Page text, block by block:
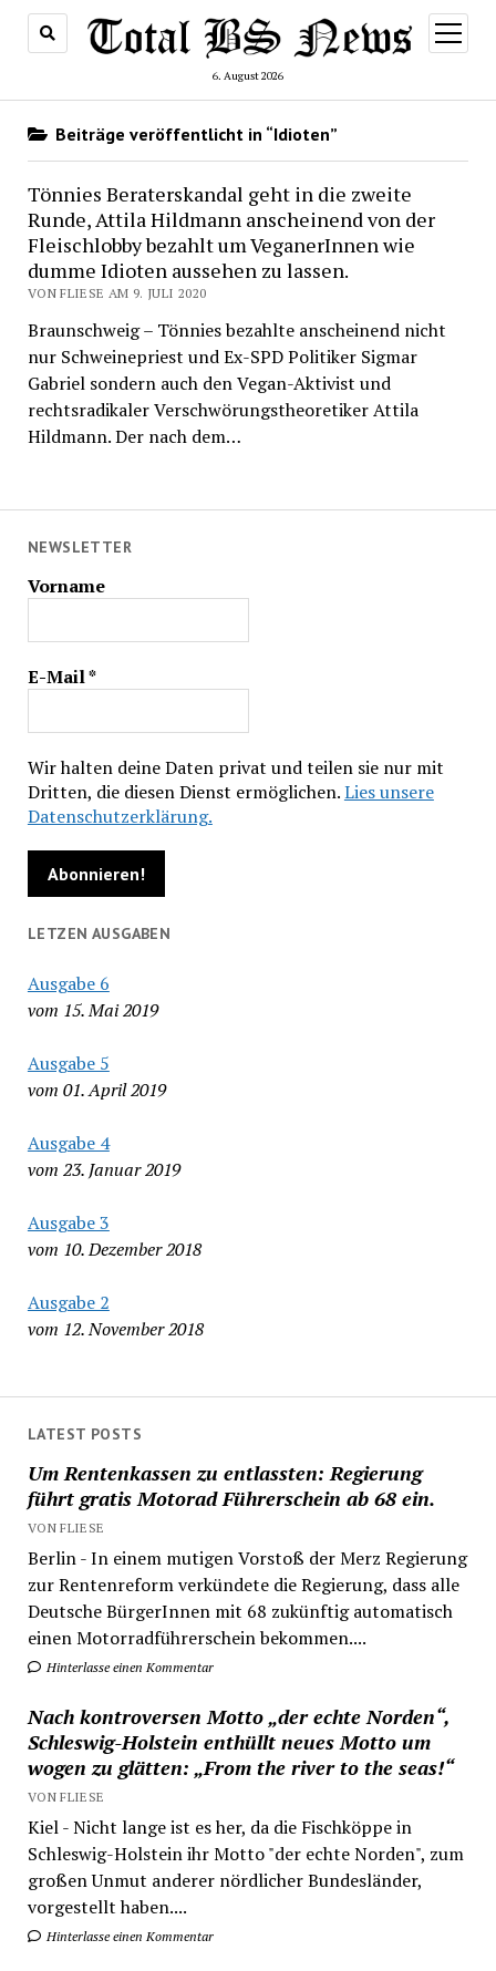
6. August 2026
Menü
öffnen
NEWSLETTER
Vorname
E-Mail*
Wir halten deine Daten privat und teilen sie nur mit
Dritten, die diesen Dienst ermöglichen.Lies unsere
Datenschutzerklärung.
LETZEN AUSGABEN
Ausgabe 6
vom 15. Mai 2019
Ausgabe 5
vom 01. April 2019
Ausgabe 4
vom 23. Januar 2019
Ausgabe 3
vom 10. Dezember 2018
Ausgabe 2
vom 12. November 2018
Beiträge veröffentlicht in “Idioten”
Tönnies Beraterskandal geht in die zweite
Runde, Attila Hildmann anscheinend von der
Fleischlobby bezahlt um VeganerInnen wie
dumme Idioten aussehen zu lassen.
VON FLIESE AM 9. JULI 2020
Braunschweig – Tönnies bezahlte anscheinend nicht
nur Schweinepriest und Ex-SPD Politiker Sigmar
Gabriel sondern auch den Vegan-Aktivist und
rechtsradikaler Verschwörungstheoretiker Attila
Hildmann. Der nach dem…
LATEST POSTS
Um Rentenkassen zu entlassten: Regierung
führt gratis Motorad Führerschein ab 68 ein.
VON FLIESE
Berlin - In einem mutigen Vorstoß der Merz Regierung
zur Rentenreform verkündete die Regierung, dass alle
Deutsche BürgerInnen mit 68 zukünftig automatisch
einen Motorradführerschein bekommen....
Hinterlasse einen Kommentar
Nach kontroversen Motto „der echte Norden“,
Schleswig-Holstein enthüllt neues Motto um
wogen zu glätten: „From the river to the seas!“
VON FLIESE
Kiel - Nicht lange ist es her, da die Fischköppe in
Schleswig-Holstein ihr Motto "der echte Norden", zum
großen Unmut anderer nördlicher Bundesländer,
vorgestellt haben....
Hinterlasse einen Kommentar